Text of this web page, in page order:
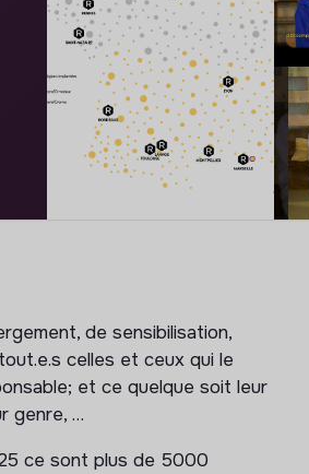
de sensibilisation,
celles et ceux qui le
et ce quelque soit leur
genre, …
ce sont plus de 5000